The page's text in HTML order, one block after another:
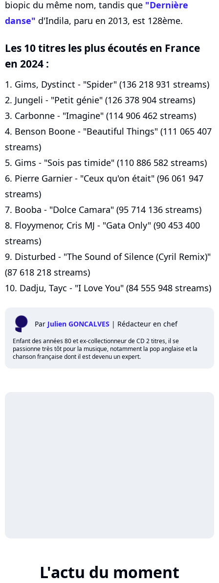
biopic du même nom, tandis que "Dernière
danse" d'Indila, paru en 2013, est 128ème.
Les 10 titres les plus écoutés en France
en 2024 :
1. Gims, Dystinct - "Spider" (136 218 931 streams)
2. Jungeli - "Petit génie" (126 378 904 streams)
3. Carbonne - "Imagine" (114 906 462 streams)
4. Benson Boone - "Beautiful Things" (111 065 407
streams)
5. Gims - "Sois pas timide" (110 886 582 streams)
6. Pierre Garnier - "Ceux qu'on était" (96 061 947
streams)
7. Booba - "Dolce Camara" (95 714 136 streams)
8. Floyymenor, Cris MJ - "Gata Only" (90 453 400
streams)
9. Disturbed - "The Sound of Silence (Cyril Remix)"
(87 618 218 streams)
10. Dadju, Tayc - "I Love You" (84 555 948 streams)
Par Julien GONCALVES | Rédacteur en chef
Enfant des années 80 et ex-collectionneur de CD 2 titres, il se
passionne très tôt pour la musique, notamment la pop anglaise et la
chanson française dont il est devenu un expert.
L'actu du moment